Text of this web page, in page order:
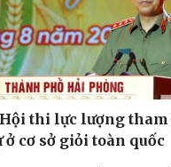
thi lực lượng tham
cơ sở giỏi toàn quốc